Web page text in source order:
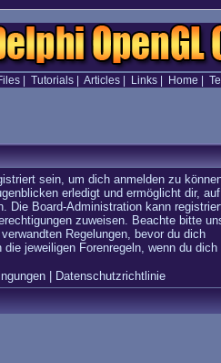
| Tutorials| Articles| Links| Home
sein, um dich anmelden zu
erledigt und ermöglicht dir, auf
Die Board-Administration kann
zuweisen. Beachte bitte
Regelungen, bevor du dich
jeweiligen Forenregeln, wenn du dich
| Datenschutzrichtlinie